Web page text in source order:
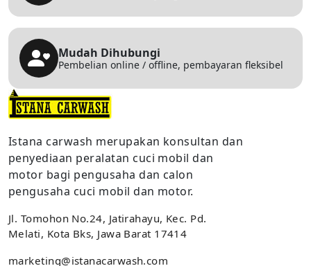
Mudah Dihubungi
Pembelian online / offline, pembayaran fleksibel
Istana carwash merupakan konsultan dan
penyediaan peralatan cuci mobil dan
motor bagi pengusaha dan calon
pengusaha cuci mobil dan motor.
Jl. Tomohon No.24, Jatirahayu, Kec. Pd.
Melati, Kota Bks, Jawa Barat 17414
marketing@istanacarwash.com